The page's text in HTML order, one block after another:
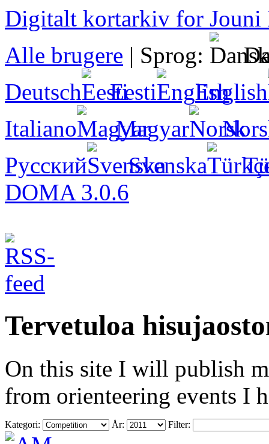
Digitalt kortarkiv for Jouni
Alle brugere | Sprog:
Deutsch
Eesti
English
Italiano
Magyar
Русский
Svenska
DOMA 3.0.6
Tervetuloa
On this site I will publish
from orienteering events I
Kategori: År: Filter: